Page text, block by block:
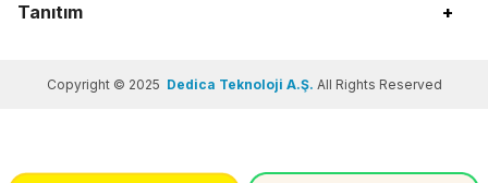
Tanıtım +
Copyright © 2025 Dedica Teknoloji A.Ş. All Rights Reserved